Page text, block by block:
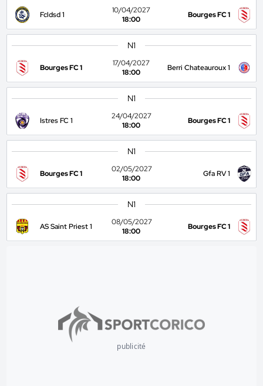
Fcldsd 1
10/04/2027
18:00
Bourges FC 1
N1
Bourges FC 1
17/04/2027
18:00
Berri Chateauroux 1
N1
Istres FC 1
24/04/2027
18:00
Bourges FC 1
N1
Bourges FC 1
02/05/2027
18:00
Gfa RV 1
N1
AS Saint Priest 1
08/05/2027
18:00
Bourges FC 1
publicité